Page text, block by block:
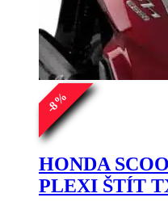
-
8
%
HONDA
PLEXI ŠTÍT